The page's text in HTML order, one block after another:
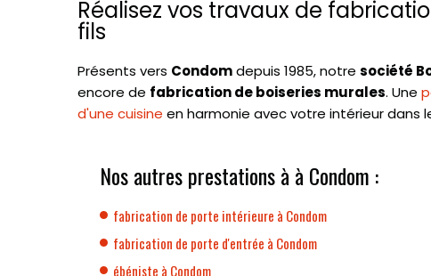
Réalisez vos travaux de
fils
Présents vers Condomdepuis 1985, notre société
encore de fabrication de boiseries murales. Une
d'une cuisine en harmonie avec votre intérieur dans
Nos autres prestations à à Condom :
fabrication de porte intérieure à Condom
fabrication de porte d'entrée à Condom
ébéniste à Condom